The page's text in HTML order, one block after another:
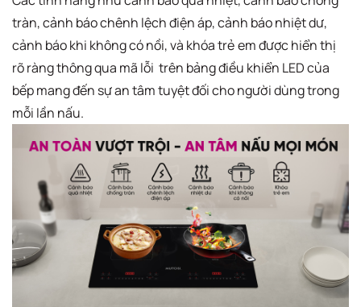
tràn, cảnh báo chênh lệch điện áp, cảnh báo nhiệt dư,
cảnh báo khi không có nồi, và khóa trẻ em được hiển thị
rõ ràng thông qua mã lỗi trên bảng điều khiển LED của
bếp mang đến sự an tâm tuyệt đối cho người dùng trong
mỗi lần nấu.